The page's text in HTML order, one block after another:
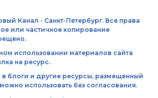
Канал - Санкт-Петербург. Все права
или частичное копирование
использовании материалов сайта
на ресурс.
в блоги и другие ресурсы, размещенный
использовать без согласования.